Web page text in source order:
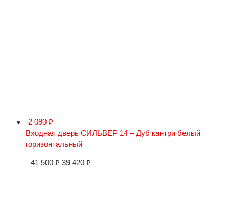
-2 080 ₽
Входная дверь СИЛЬВЕР 14 – Дуб кантри белый
горизонтальный
41 500₽ 39 420 ₽